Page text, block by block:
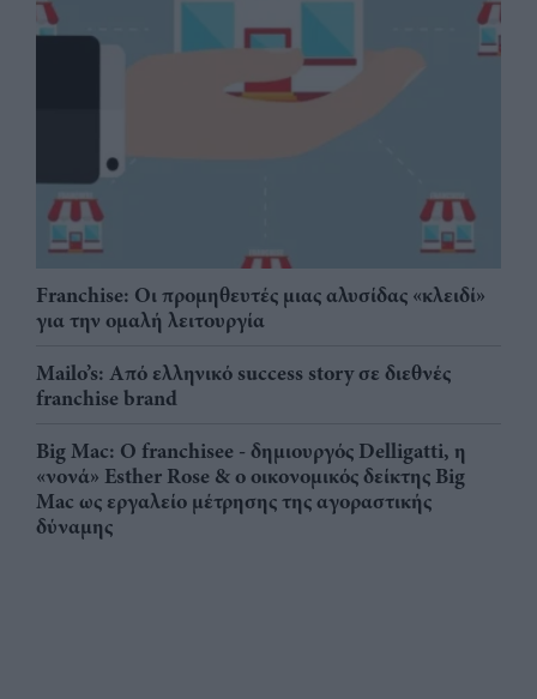
Franchise: Οι προμηθευτές μιας αλυσίδας «κλειδί»
για την ομαλή λειτουργία
Mailo’s: Από ελληνικό success story σε διεθνές
franchise brand
Big Mac: Ο franchisee - δημιουργός Delligatti, η
«νονά» Esther Rose & ο οικονομικός δείκτης Big
Mac ως εργαλείο μέτρησης της αγοραστικής
δύναμης